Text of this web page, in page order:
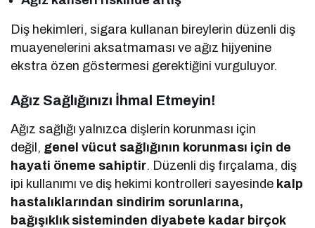
Diş hekimleri, sigara kullanan bireylerin düzenli diş
muayenelerini aksatmaması ve ağız hijyenine
ekstra özen göstermesi gerektiğini vurguluyor.
Ağız Sağlığınızı İhmal Etmeyin!
Ağız sağlığı yalnızca dişlerin korunması için
değil, genel vücut sağlığının korunması için de
hayati öneme sahiptir. Düzenli diş fırçalama, diş
ipi kullanımı ve diş hekimi kontrolleri sayesinde kalp
hastalıklarından sindirim sorunlarına,
bağışıklık sisteminden diyabete kadar birçok